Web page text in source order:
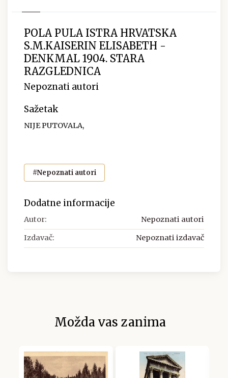
POLA PULA ISTRA HRVATSKA
S.M.KAISERIN ELISABETH -
DENKMAL 1904. STARA
RAZGLEDNICA
Nepoznati autori
Sažetak
NIJE PUTOVALA,
#Nepoznati autori
Dodatne informacije
Autor: Nepoznati autori
Izdavač: Nepoznati izdavač
Možda vas zanima